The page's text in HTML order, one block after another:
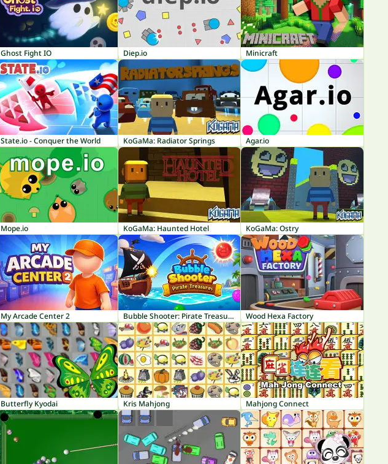
Ghost Fight IO Diep.io Minicraft
State.io - Conquer the World KoGaMa: Radiator Springs Agar.io
Mope.io KoGaMa: Haunted Hotel KoGaMa: Ostry
My Arcade Center 2 Bubble Shooter: Pirate Treasures Wood Hexa Factory
Butterfly Kyodai Kris Mahjong Mahjong Connect